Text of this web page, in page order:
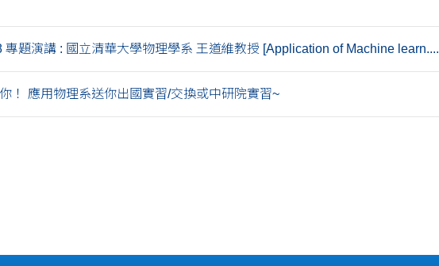
專題演講 : 國立清華大學物理學系 王道維教授 [Application of Machine learn....
！ 應用物理系送你出國實習/交換或中研院實習~